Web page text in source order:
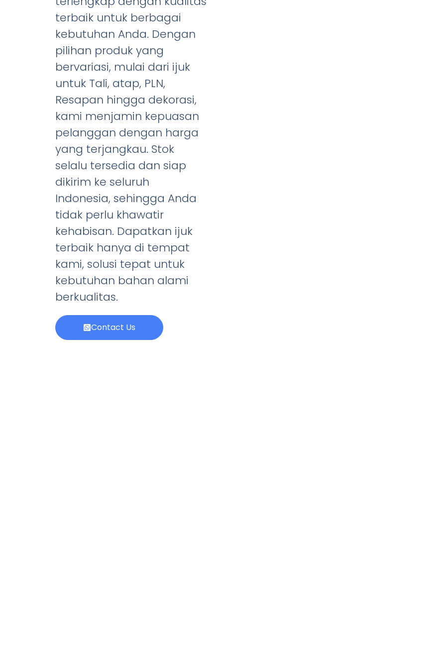
terbaik untuk berbagai
kebutuhan Anda. Dengan
pilihan produk yang
bervariasi, mulai dari ijuk
untuk Tali, atap, PLN,
Resapan hingga dekorasi,
kami menjamin kepuasan
pelanggan dengan harga
yang terjangkau. Stok
selalu tersedia dan siap
dikirim ke seluruh
Indonesia, sehingga Anda
tidak perlu khawatir
kehabisan. Dapatkan ijuk
terbaik hanya di tempat
kami, solusi tepat untuk
kebutuhan bahan alami
berkualitas.
Contact Us